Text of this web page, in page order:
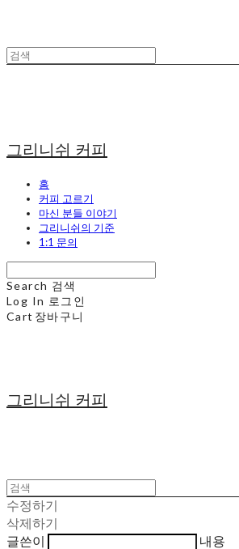
그리니쉬 커피
홈
커피 고르기
마신 분들 이야기
그리니쉬의 기준
1:1 문의
Search 검색
Log In 로그인
Cart 장바구니
그리니쉬 커피
수정하기
삭제하기
글쓴이
내용